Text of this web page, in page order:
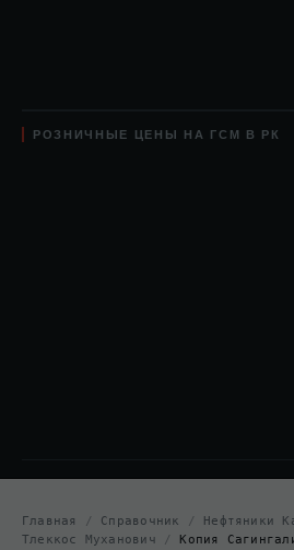
РОЗНИЧНЫЕ ЦЕНЫ НА ГСМ В РК
Главная / Справочник / Нефтяники
Тлеккос Муханович / Копия